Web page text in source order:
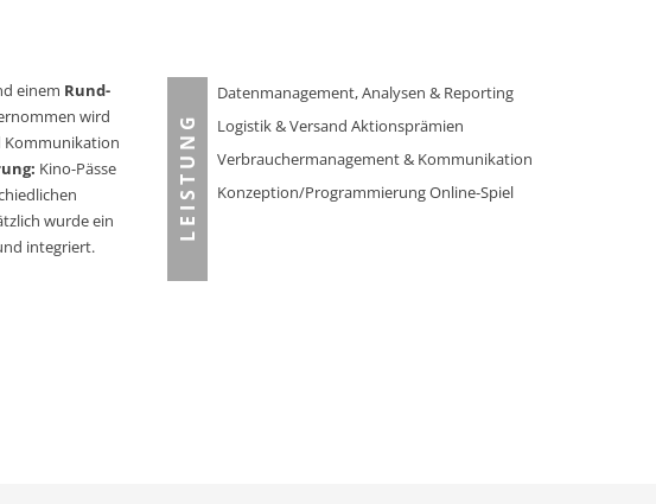
einem Rund-
wird
Kommunikation
: Kino-Pässe
wurde ein
integriert.
L E I S T U N G
Datenmanagement, Analysen & Reporting
Logistik & Versand Aktionsprämien
Verbrauchermanagement & Kommunikation
Konzeption/Programmierung Online-Spiel